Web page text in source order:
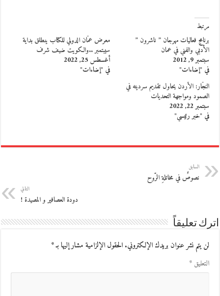
مرتبط
برنامج فعاليات مهرجان ” ناشرون ”
الأدبي والفني في عمان
سبتمبر 9, 2012
في "إضاءات"
معرض عمّان الدولي للكتاب ينطلق بداية
سيبتمبر ..والكويت ضيف شرف
أغسطس 25, 2022
في "إضاءات"
النجّار: الأردن يحاول تقديم سرديته في
الصمود ومواجهة التحديات
سبتمبر 22, 2022
في "خبر رئيسي"
السابق
نصوصٌ في مخاتلةِ الرّوح
التالي
دودة العصافير و المصيدة !
اترك تعليقاً
لن يتم نشر عنوان بريدك الإلكتروني.الحقول الإلزامية مشار إليها بـ*
التعليق*